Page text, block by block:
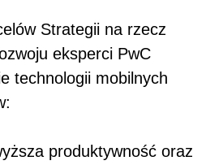
Strategii na rzecz
eksperci PwC
technologii mobilnych
produktywność oraz